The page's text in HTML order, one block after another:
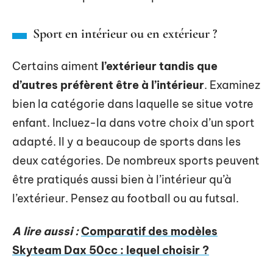
Sport en intérieur ou en extérieur ?
Certains aiment l’extérieur tandis que
d’autres préfèrent être à l’intérieur. Examinez
bien la catégorie dans laquelle se situe votre
enfant. Incluez-la dans votre choix d’un sport
adapté. Il y a beaucoup de sports dans les
deux catégories. De nombreux sports peuvent
être pratiqués aussi bien à l’intérieur qu’à
l’extérieur. Pensez au football ou au futsal.
A lire aussi :Comparatif des modèles
Skyteam Dax 50cc : lequel choisir ?